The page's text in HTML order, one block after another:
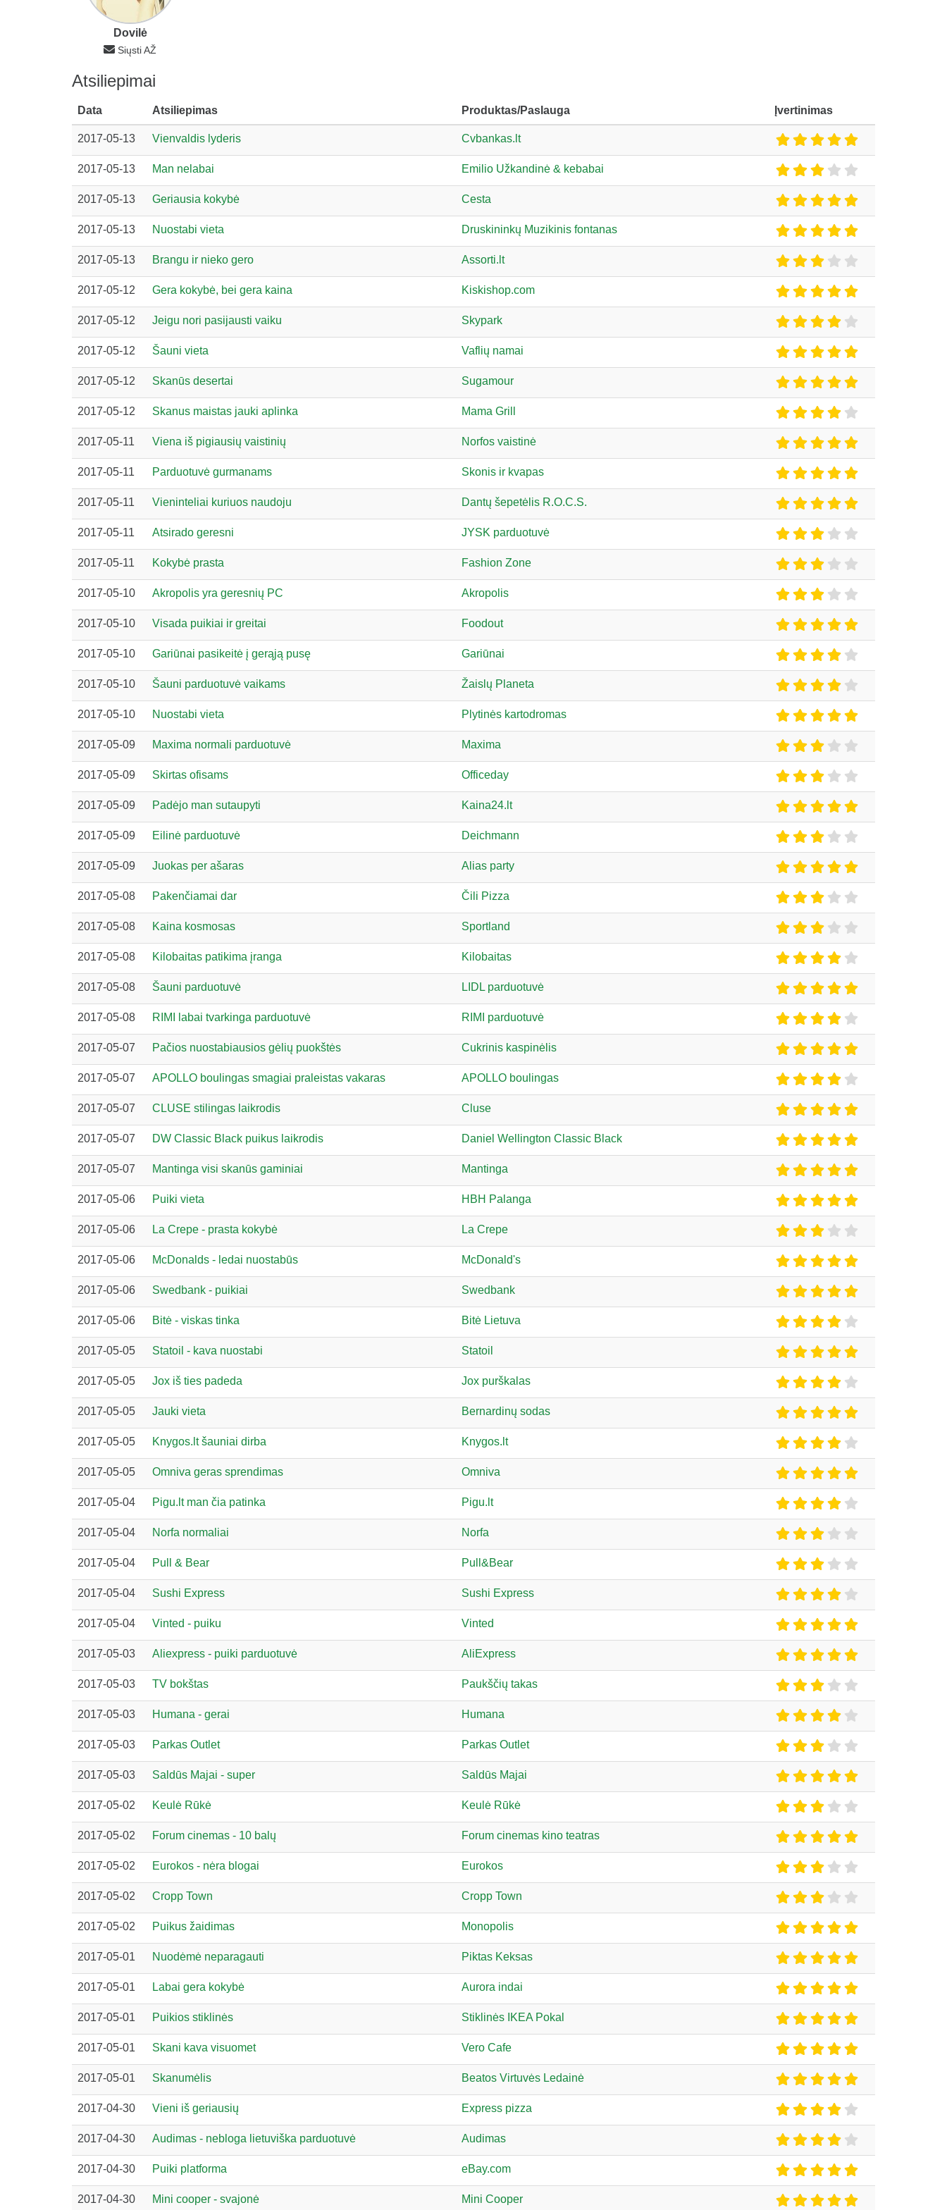
Dovilė
Siųsti AŽ
Atsiliepimai
Data Atsiliepimas Produktas/Paslauga Įvertinimas
2017-05-13 Vienvaldis lyderis Cvbankas.lt
2017-05-13 Man nelabai Emilio Užkandinė & kebabai
2017-05-13 Geriausia kokybė Cesta
2017-05-13 Nuostabi vieta Druskininkų Muzikinis fontanas
2017-05-13 Brangu ir nieko gero Assorti.lt
2017-05-12 Gera kokybė, bei gera kaina Kiskishop.com
2017-05-12 Jeigu nori pasijausti vaiku Skypark
2017-05-12 Šauni vieta Vaflių namai
2017-05-12 Skanūs desertai Sugamour
2017-05-12 Skanus maistas jauki aplinka Mama Grill
2017-05-11 Viena iš pigiausių vaistinių Norfos vaistinė
2017-05-11 Parduotuvė gurmanams Skonis ir kvapas
2017-05-11 Vieninteliai kuriuos naudoju Dantų šepetėlis R.O.C.S.
2017-05-11 Atsirado geresni JYSK parduotuvė
2017-05-11 Kokybė prasta Fashion Zone
2017-05-10 Akropolis yra geresnių PC Akropolis
2017-05-10 Visada puikiai ir greitai Foodout
2017-05-10 Gariūnai pasikeitė į gerąją pusę Gariūnai
2017-05-10 Šauni parduotuvė vaikams Žaislų Planeta
2017-05-10 Nuostabi vieta Plytinės kartodromas
2017-05-09 Maxima normali parduotuvė Maxima
2017-05-09 Skirtas ofisams Officeday
2017-05-09 Padėjo man sutaupyti Kaina24.lt
2017-05-09 Eilinė parduotuvė Deichmann
2017-05-09 Juokas per ašaras Alias party
2017-05-08 Pakenčiamai dar Čili Pizza
2017-05-08 Kaina kosmosas Sportland
2017-05-08 Kilobaitas patikima įranga Kilobaitas
2017-05-08 Šauni parduotuvė LIDL parduotuvė
2017-05-08 RIMI labai tvarkinga parduotuvė RIMI parduotuvė
2017-05-07 Pačios nuostabiausios gėlių puokštės Cukrinis kaspinėlis
2017-05-07 APOLLO boulingas smagiai praleistas vakaras APOLLO boulingas
2017-05-07 CLUSE stilingas laikrodis Cluse
2017-05-07 DW Classic Black puikus laikrodis Daniel Wellington Classic Black
2017-05-07 Mantinga visi skanūs gaminiai Mantinga
2017-05-06 Puiki vieta HBH Palanga
2017-05-06 La Crepe - prasta kokybė La Crepe
2017-05-06 McDonalds - ledai nuostabūs McDonald's
2017-05-06 Swedbank - puikiai Swedbank
2017-05-06 Bitė - viskas tinka Bitė Lietuva
2017-05-05 Statoil - kava nuostabi Statoil
2017-05-05 Jox iš ties padeda Jox purškalas
2017-05-05 Jauki vieta Bernardinų sodas
2017-05-05 Knygos.lt šauniai dirba Knygos.lt
2017-05-05 Omniva geras sprendimas Omniva
2017-05-04 Pigu.lt man čia patinka Pigu.lt
2017-05-04 Norfa normaliai Norfa
2017-05-04 Pull & Bear Pull&Bear
2017-05-04 Sushi Express Sushi Express
2017-05-04 Vinted - puiku Vinted
2017-05-03 Aliexpress - puiki parduotuvė AliExpress
2017-05-03 TV bokštas Paukščių takas
2017-05-03 Humana - gerai Humana
2017-05-03 Parkas Outlet Parkas Outlet
2017-05-03 Saldūs Majai - super Saldūs Majai
2017-05-02 Keulė Rūkė Keulė Rūkė
2017-05-02 Forum cinemas - 10 balų Forum cinemas kino teatras
2017-05-02 Eurokos - nėra blogai Eurokos
2017-05-02 Cropp Town Cropp Town
2017-05-02 Puikus žaidimas Monopolis
2017-05-01 Nuodėmė neparagauti Piktas Keksas
2017-05-01 Labai gera kokybė Aurora indai
2017-05-01 Puikios stiklinės Stiklinės IKEA Pokal
2017-05-01 Skani kava visuomet Vero Cafe
2017-05-01 Skanumėlis Beatos Virtuvės Ledainė
2017-04-30 Vieni iš geriausių Express pizza
2017-04-30 Audimas - nebloga lietuviška parduotuvė Audimas
2017-04-30 Puiki platforma eBay.com
2017-04-30 Mini cooper - svajonė Mini Cooper